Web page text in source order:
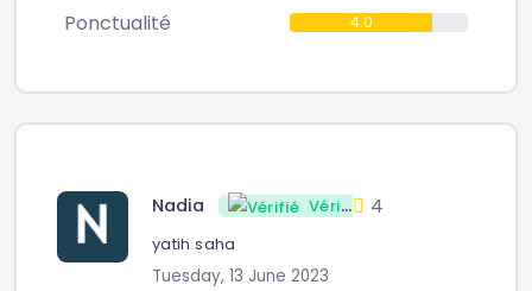
Ponctualité 4.0
Nadia Vérifié 4
yatih saha
Tuesday, 13 June 2023